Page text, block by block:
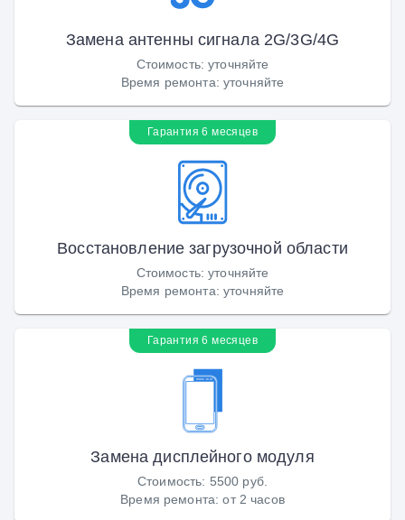
Замена антенны сигнала 2G/3G/4G
Стоимость:уточняйте
Время ремонта: уточняйте
Гарантия 6 месяцев
Восстановление загрузочной области
Стоимость:уточняйте
Время ремонта: уточняйте
Гарантия 6 месяцев
Замена дисплейного модуля
Стоимость: 5500 руб.
Время ремонта:от 2 часов